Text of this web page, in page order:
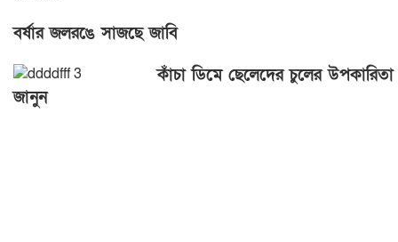
বর্ষার জলরঙে সাজছে জাবি
কাঁচা ডিমে ছেলেদের চুলের উপকারিতা
জানুন